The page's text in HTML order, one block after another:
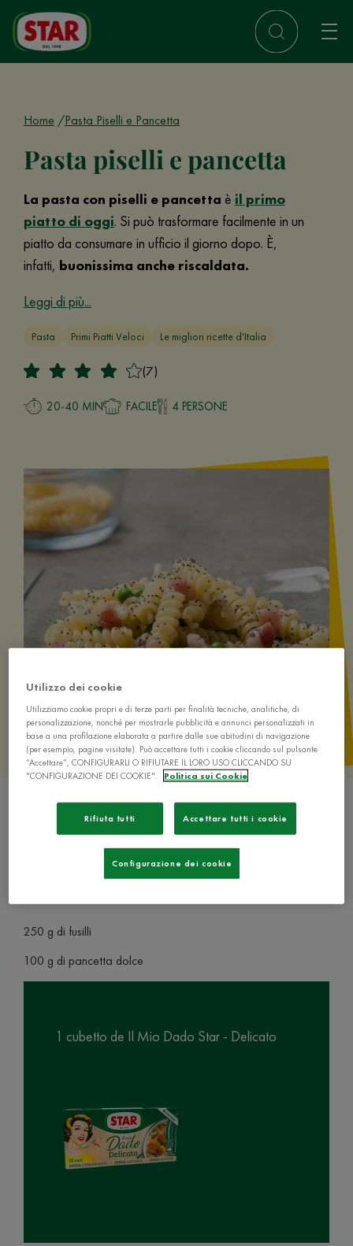
Home Pasta Piselli e Pancetta
Pasta piselli e pancetta
La pasta con piselli e pancetta è il primo
piatto di oggi. Si può trasformare facilmente in un
piatto da consumare in ufficio il giorno dopo. È,
infatti, buonissima anche riscaldata.
Leggi di più...
Pasta Primi Piatti Veloci Le migliori ricette d'Italia
(7)
20-40 MIN FACILE 4 PERSONE
250 g di fusilli
100 g di pancetta dolce
1 cubetto de Il Mio Dado Star - Delicato
Utilizzo dei cookie
Utilizziamo cookie propri e di terze parti per finalità tecniche, analitiche, di
personalizzazione, nonché per mostrarle pubblicità e annunci personalizzati in
base a una profilazione elaborata a partire dalle sue abitudini di navigazione
(per esempio, pagine visitate). Può accettare tutti i cookie cliccando sul pulsante
“Accettare”, CONFIGURARLI O RIFIUTARE IL LORO USO CLICCANDO SU
"CONFIGURAZIONE DEI COOKIE".
Politica sui Cookie
Rifiuta tutti Accettare tutti i cookie
Configurazione dei cookie